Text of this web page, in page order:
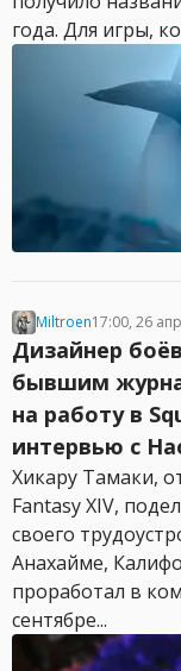
года. Для игры,
Miltroen17:00, 26
Дизайнер
бывшим
на работу в
интервью с
Хикару Тамаки,
Fantasy XIV,
своего
Анахайме,
проработал в
сентябре...